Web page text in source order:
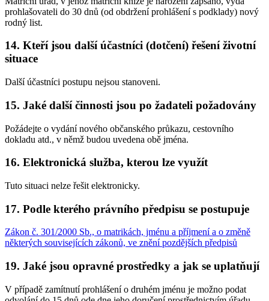
prohlašovateli do 30 dnů (od obdržení prohlášení s podklady) nový
rodný list.
14. Kteří jsou další účastníci (dotčení) řešení životní
situace
Další účastníci postupu nejsou stanoveni.
15. Jaké další činnosti jsou po žadateli požadovány
Požádejte o vydání nového občanského průkazu, cestovního
dokladu atd., v němž budou uvedena obě jména.
16. Elektronická služba, kterou lze využít
Tuto situaci nelze řešit elektronicky.
17. Podle kterého právního předpisu se postupuje
Zákon č. 301/2000 Sb., o matrikách, jménu a příjmení a o změně
některých souvisejících zákonů, ve znění pozdějších předpisů
19. Jaké jsou opravné prostředky a jak se uplatňují
V případě zamítnutí prohlášení o druhém jménu je možno podat